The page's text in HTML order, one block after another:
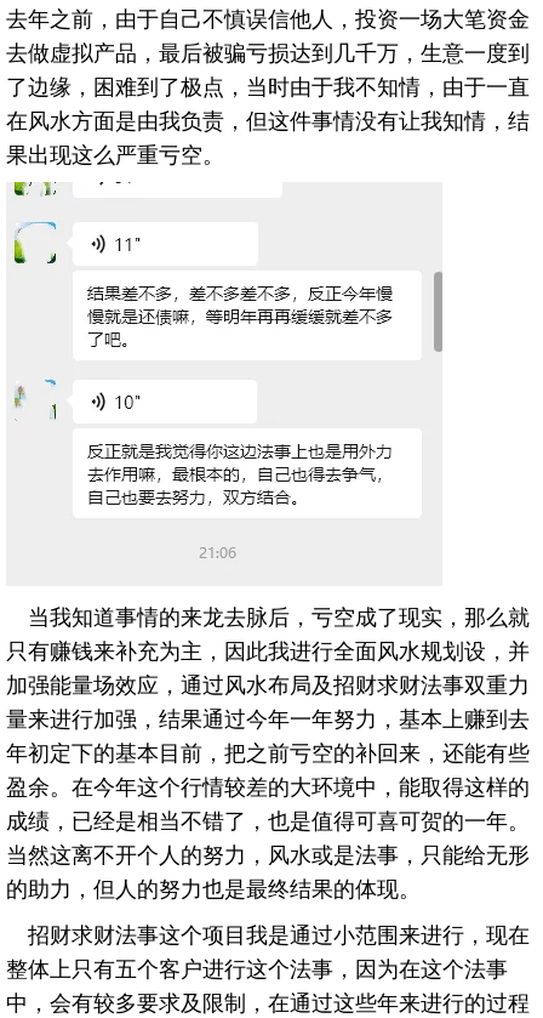
去年之前，由于自己不慎误信他人，投资一场大笔资金
去做虚拟产品，最后被骗亏损达到几千万，生意一度到
了边缘，困难到了极点，当时由于我不知情，由于一直
在风水方面是由我负责，但这件事情没有让我知情，结
果出现这么严重亏空。
当我知道事情的来龙去脉后，亏空成了现实，那么就
只有赚钱来补充为主，因此我进行全面风水规划设，并
加强能量场效应，通过风水布局及招财求财法事双重力
量来进行加强，结果通过今年一年努力，基本上赚到去
年初定下的基本目前，把之前亏空的补回来，还能有些
盈余。在今年这个行情较差的大环境中，能取得这样的
成绩，已经是相当不错了，也是值得可喜可贺的一年。
当然这离不开个人的努力，风水或是法事，只能给无形
的助力，但人的努力也是最终结果的体现。
招财求财法事这个项目我是通过小范围来进行，现在
整体上只有五个客户进行这个法事，因为在这个法事
中，会有较多要求及限制，在通过这些年来进行的过程